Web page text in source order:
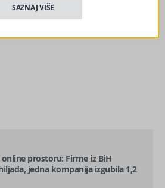
prostoru: Firme iz BiH
jedna kompanija izgubila 1,2
SAZNAJ VIŠE